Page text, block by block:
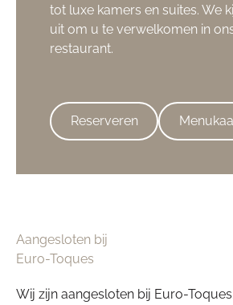
tot luxe kamers en suites. We
uit om u te verwelkomen in
restaurant.
Reserveren
Aangesloten bij
Euro-Toques
Wij zijn aangesloten bij Euro-